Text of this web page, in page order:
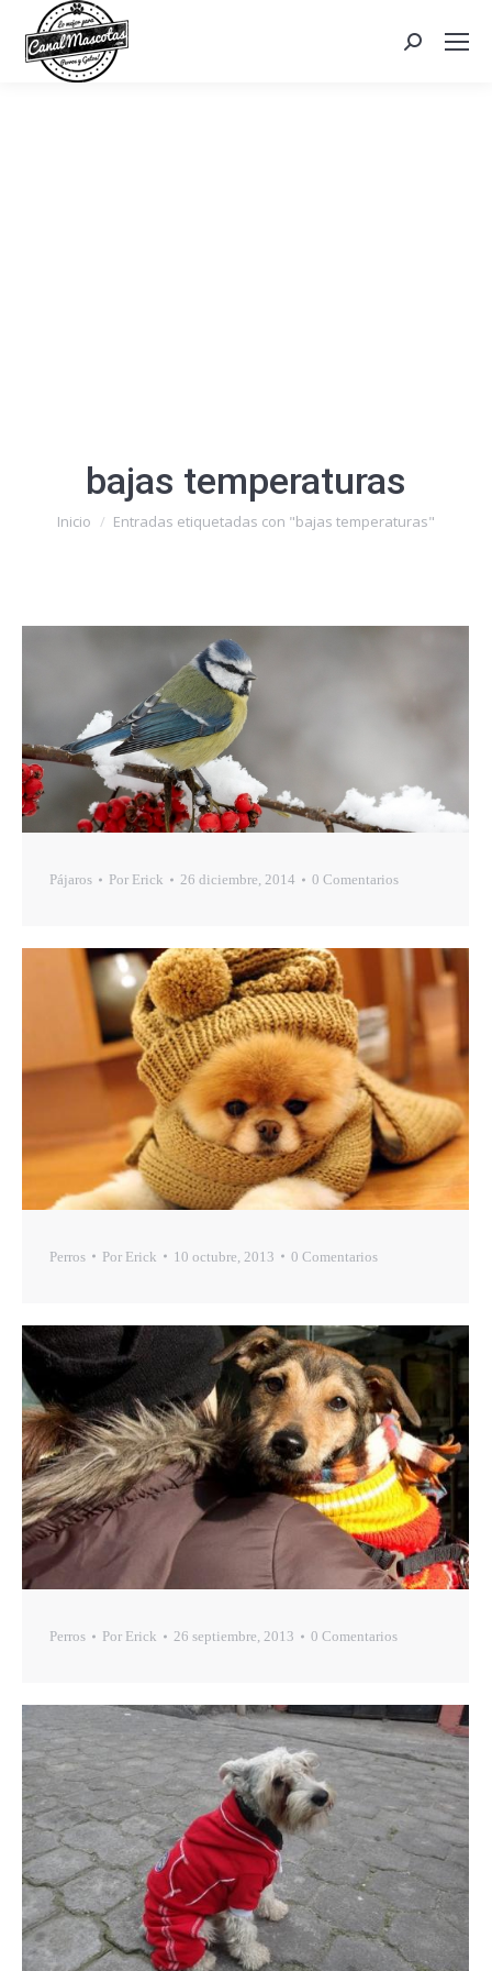
Search:
bajas temperaturas
Estás aquí:
Inicio Entradas etiquetadas con "bajas temperaturas"
Pájaros Por Erick 26 diciembre, 2014 0 Comentarios
Perros Por Erick 10 octubre, 2013 0 Comentarios
Perros Por Erick 26 septiembre, 2013 0 Comentarios